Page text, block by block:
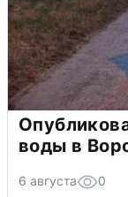
воды в
6 августа 0